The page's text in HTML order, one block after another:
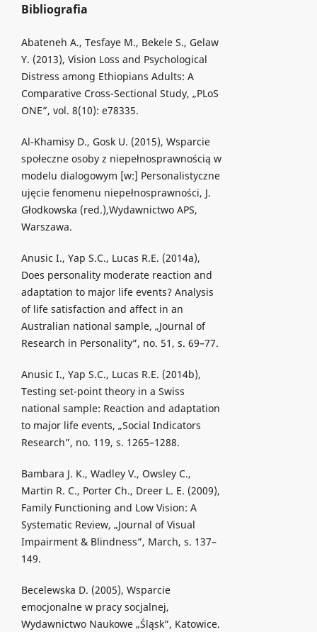
Bibliografia
Abateneh A., Tesfaye M., Bekele S., Gelaw
Y. (2013), Vision Loss and Psychological
Distress among Ethiopians Adults: A
Comparative Cross-Sectional Study, „PLoS
ONE”, vol. 8(10): e78335.
Al-Khamisy D., Gosk U. (2015), Wsparcie
społeczne osoby z niepełnosprawnością w
modelu dialogowym [w:] Personalistyczne
ujęcie fenomenu niepełnosprawności, J.
Głodkowska (red.),Wydawnictwo APS,
Warszawa.
Anusic I., Yap S.C., Lucas R.E. (2014a),
Does personality moderate reaction and
adaptation to major life events? Analysis
of life satisfaction and affect in an
Australian national sample, „Journal of
Research in Personality”, no. 51, s. 69–77.
Anusic I., Yap S.C., Lucas R.E. (2014b),
Testing set-point theory in a Swiss
national sample: Reaction and adaptation
to major life events, „Social Indicators
Research”, no. 119, s. 1265–1288.
Bambara J. K., Wadley V., Owsley C.,
Martin R. C., Porter Ch., Dreer L. E. (2009),
Family Functioning and Low Vision: A
Systematic Review, „Journal of Visual
Impairment & Blindness”, March, s. 137–
149.
Becelewska D. (2005), Wsparcie
emocjonalne w pracy socjalnej,
Wydawnictwo Naukowe „Śląsk”, Katowice.